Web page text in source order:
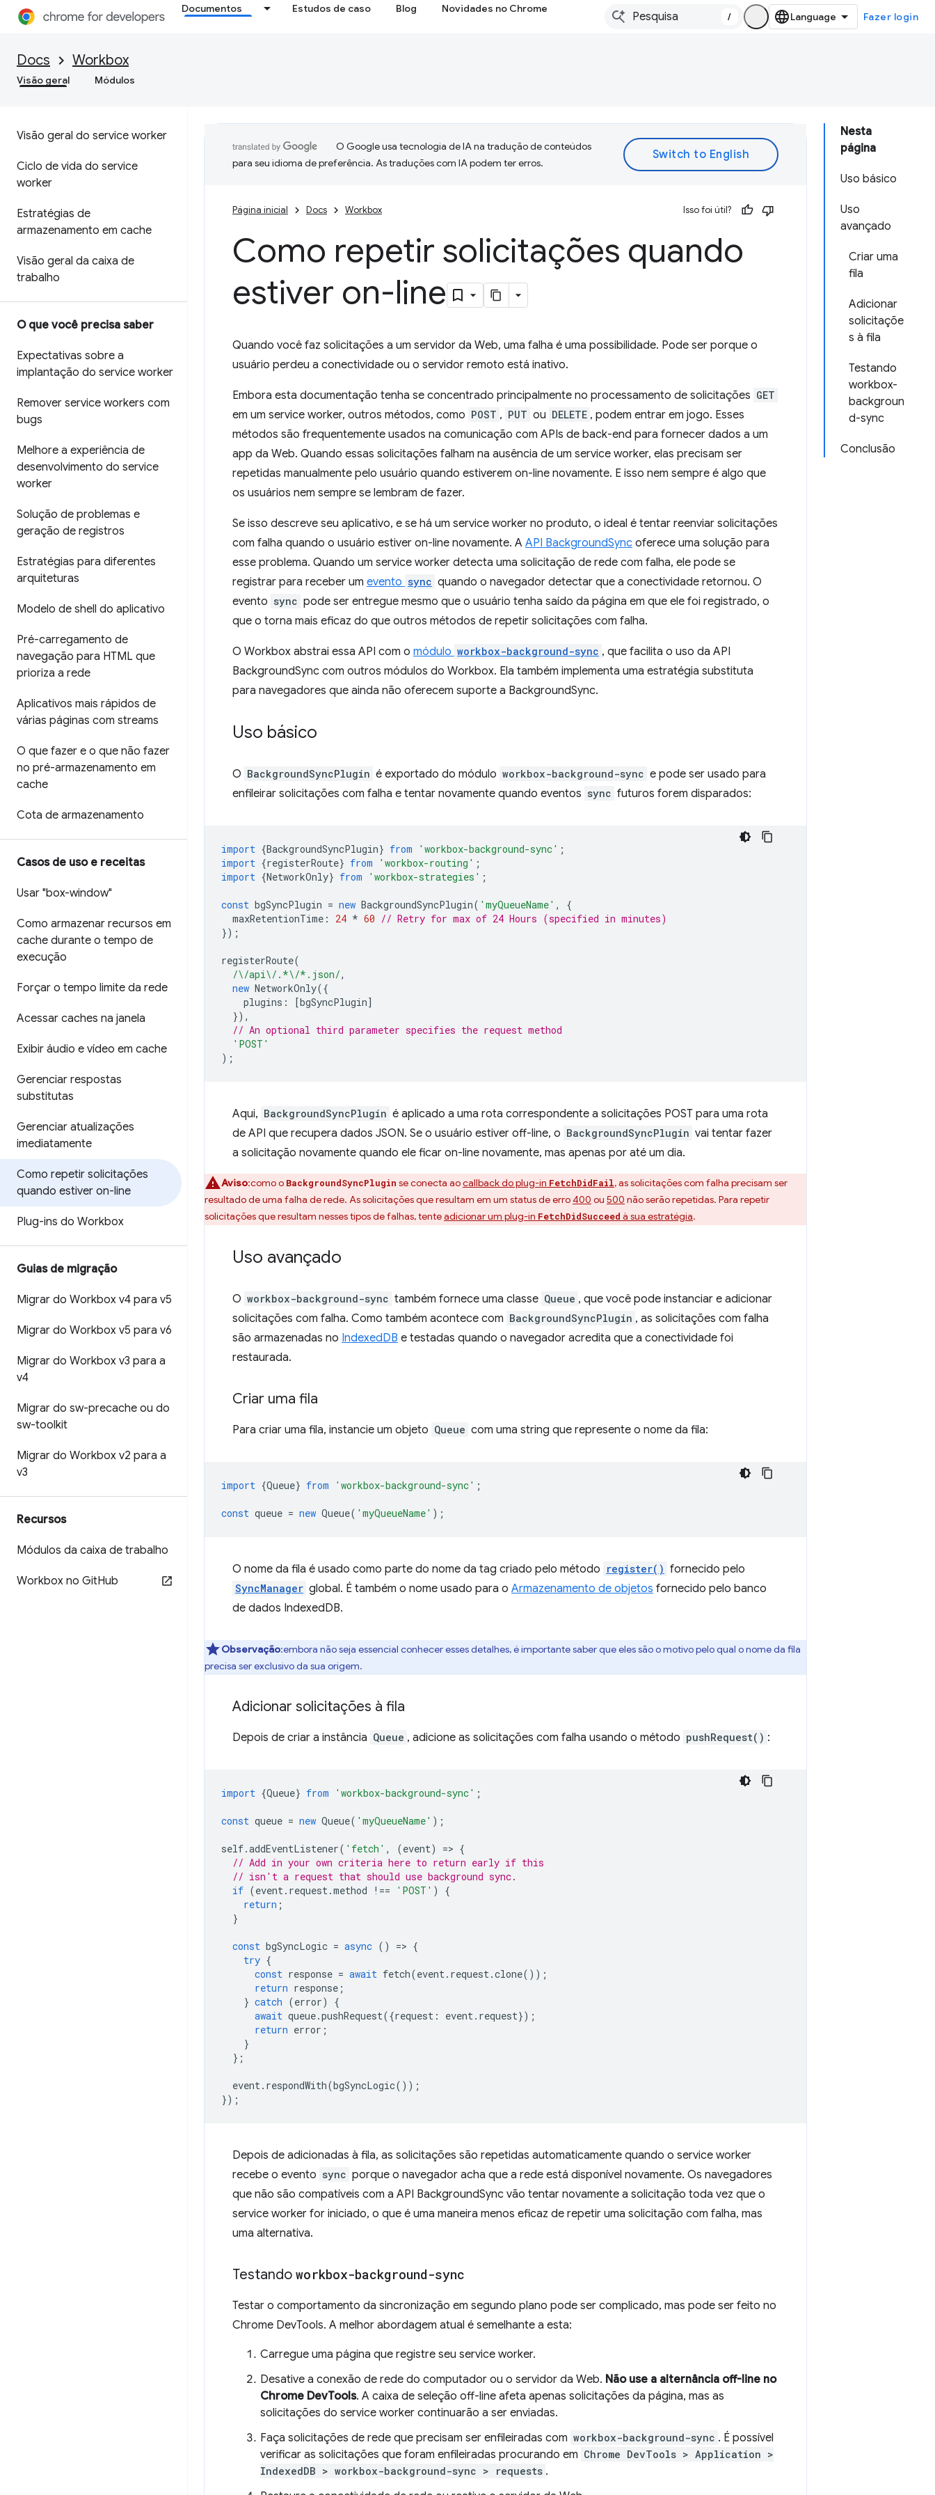
Documentos Estudos de caso Blog Novidades no Chrome
/ Fazer login
Docs Workbox
Visão geral Módulos
Visão geral do service worker
Ciclo de vida do service
worker
Estratégias de
armazenamento em cache
Visão geral da caixa de
trabalho
O que você precisa saber
Expectativas sobre a
implantação do service worker
Remover service workers com
bugs
Melhore a experiência de
desenvolvimento do service
worker
Solução de problemas e
geração de registros
Estratégias para diferentes
arquiteturas
Modelo de shell do aplicativo
Pré-carregamento de
navegação para HTML que
prioriza a rede
Aplicativos mais rápidos de
várias páginas com streams
O que fazer e o que não fazer
no pré-armazenamento em
cache
Cota de armazenamento
Casos de uso e receitas
Usar "box-window"
Como armazenar recursos em
cache durante o tempo de
execução
Forçar o tempo limite da rede
Acessar caches na janela
Exibir áudio e vídeo em cache
Gerenciar respostas
substitutas
Gerenciar atualizações
imediatamente
Como repetir solicitações
quando estiver on-line
Plug-ins do Workbox
Guias de migração
Migrar do Workbox v4 para v5
Migrar do Workbox v5 para v6
Migrar do Workbox v3 para a
v4
Migrar do sw-precache ou do
sw-toolkit
Migrar do Workbox v2 para a
v3
Recursos
Módulos da caixa de trabalho
Workbox no GitHub
Nesta
página
Uso básico
Uso
avançado
Criar uma
fila
Adicionar
solicitaçõe
s à fila
Testando
workbox-
backgroun
d-sync
Conclusão
O Google usa tecnologia de IA na tradução de conteúdos
para seu idioma de preferência. As traduções com IA podem ter erros.
Página inicial Docs Workbox Isso foi útil?
Como repetir solicitações quando
estiver on-line
Quando você faz solicitações a um servidor da Web, uma falha é uma possibilidade. Pode ser porque o
usuário perdeu a conectividade ou o servidor remoto está inativo.
Embora esta documentação tenha se concentrado principalmente no processamento de solicitações GET
em um service worker, outros métodos, como POST , PUT ou DELETE , podem entrar em jogo. Esses
métodos são frequentemente usados na comunicação com APIs de back-end para fornecer dados a um
app da Web. Quando essas solicitações falham na ausência de um service worker, elas precisam ser
repetidas manualmente pelo usuário quando estiverem on-line novamente. E isso nem sempre é algo que
os usuários nem sempre se lembram de fazer.
Se isso descreve seu aplicativo, e se há um service worker no produto, o ideal é tentar reenviar solicitações
com falha quando o usuário estiver on-line novamente. A API BackgroundSync oferece uma solução para
esse problema. Quando um service worker detecta uma solicitação de rede com falha, ele pode se
registrar para receber um evento sync quando o navegador detectar que a conectividade retornou. O
evento sync pode ser entregue mesmo que o usuário tenha saído da página em que ele foi registrado, o
que o torna mais eficaz do que outros métodos de repetir solicitações com falha.
O Workbox abstrai essa API com o módulo workbox-background-sync , que facilita o uso da API
BackgroundSync com outros módulos do Workbox. Ela também implementa uma estratégia substituta
para navegadores que ainda não oferecem suporte a BackgroundSync.
Uso básico
O BackgroundSyncPlugin é exportado do módulo workbox-background-sync e pode ser usado para
enfileirar solicitações com falha e tentar novamente quando eventos sync futuros forem disparados:
import {BackgroundSyncPlugin} from 'workbox-background-sync' ;
import {registerRoute} from 'workbox-routing' ;
import {NetworkOnly} from 'workbox-strategies' ;
const bgSyncPlugin = new BackgroundSyncPlugin( 'myQueueName' ,
{
maxRetentionTime : 24 * 60 // Retry for max of 24 Hours (specified in minutes)
});
registerRoute(
/\/api\/.*\/*.json/,
new NetworkOnly({
plugins : [bgSyncPlugin]
}),
// An optional third parameter specifies the request method
'POST'
);
Aqui, BackgroundSyncPlugin é aplicado a uma rota correspondente a solicitações POST para uma rota
de API que recupera dados JSON. Se o usuário estiver off-line, o BackgroundSyncPlugin vai tentar fazer
a solicitação novamente quando ele ficar on-line novamente, mas apenas por até um dia.
Aviso:como o BackgroundSyncPlugin se conecta aocallback do plug-in FetchDidFail, as solicitações com falha precisam ser
resultado de uma falha de rede. As solicitações que resultam em um status de erro400 ou 500 não serão repetidas. Para repetir
solicitações que resultam nesses tipos de falhas, tenteadicionar um plug-in FetchDidSucceed à sua estratégia.
Uso avançado
O workbox-background-sync também fornece uma classe Queue , que você pode instanciar e adicionar
solicitações com falha. Como também acontece com BackgroundSyncPlugin , as solicitações com falha
são armazenadas no IndexedDB e testadas quando o navegador acredita que a conectividade foi
restaurada.
Criar uma fila
Para criar uma fila, instancie um objeto Queue com uma string que represente o nome da fila:
import {Queue} from 'workbox-background-sync' ;
const queue = new Queue( 'myQueueName' );
O nome da fila é usado como parte do nome da tag criado pelo método register() fornecido pelo
SyncManager global. É também o nome usado para o Armazenamento de objetos fornecido pelo banco
de dados IndexedDB.
Observação:embora não seja essencial conhecer esses detalhes, é importante saber que eles são o motivo pelo qual o nome da fila
precisa ser exclusivo da sua origem.
Adicionar solicitações à fila
Depois de criar a instância Queue , adicione as solicitações com falha usando o método pushRequest() :
import {Queue} from 'workbox-background-sync' ;
const queue = new Queue( 'myQueueName' );
self.addEventListener( 'fetch' , (event) => {
// Add in your own criteria here to return early if this
// isn't a request that should use background sync.
if (event. request.method !== 'POST' )
{
return ;
}
const bgSyncLogic = async () => {
try {
const response = await fetch(event. request.clone());
return response ;
} catch (error)
{
await queue.pushRequest({request : event. request});
return error ;
}
};
event. respondWith(bgSyncLogic());
});
Depois de adicionadas à fila, as solicitações são repetidas automaticamente quando o service worker
recebe o evento sync porque o navegador acha que a rede está disponível novamente. Os navegadores
que não são compatíveis com a API BackgroundSync vão tentar novamente a solicitação toda vez que o
service worker for iniciado, o que é uma maneira menos eficaz de repetir uma solicitação com falha, mas
uma alternativa.
Testando workbox-background-sync
Testar o comportamento da sincronização em segundo plano pode ser complicado, mas pode ser feito no
Chrome DevTools. A melhor abordagem atual é semelhante a esta:
Carregue uma página que registre seu service worker.
Desative a conexão de rede do computador ou o servidor da Web. Não use a alternância off-line no
Chrome DevTools. A caixa de seleção off-line afeta apenas solicitações da página, mas as
solicitações do service worker continuarão a ser enviadas.
Faça solicitações de rede que precisam ser enfileiradas com workbox-background-sync . É possível
verificar as solicitações que foram enfileiradas procurando em Chrome DevTools > Application >
IndexedDB > workbox-background-sync > requests .